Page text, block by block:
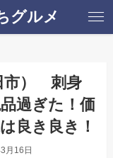
グルメ
市） 刺身
過ぎた！価
良き良き！
月16日